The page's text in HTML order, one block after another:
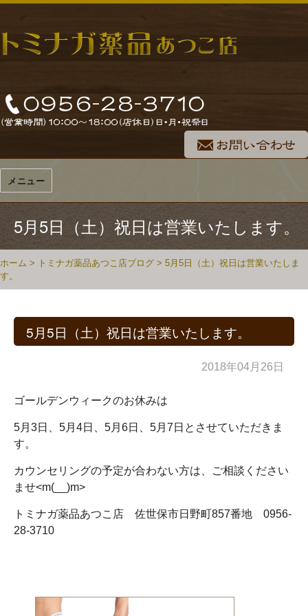
メニュー
5月5日（土）祝日は営業いたします。
ホーム > トミナガ薬品あつこ店ブログ > 5月5日（土）祝日は営業いたしま
す。
5月5日（土）祝日は営業いたします。
2018年04月26日
ゴールデンウィークのお休みは
5月3日、5月4日、5月6日、5月7日とさせていただきま
す。
カウンセリングの予定が合わない方は、ご相談ください
ませ<m(__)m>
トミナガ薬品あつこ店 佐世保市日野町857番地 0956-
28-3710